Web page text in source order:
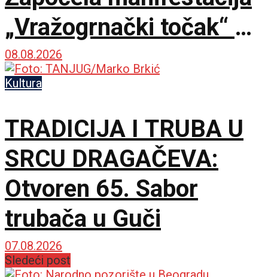
„Vražogrnački točak“ u
porti Hrama Svete
Trojice
08.08.2026
Kultura
TRADICIJA I TRUBA U
SRCU DRAGAČEVA:
Otvoren 65. Sabor
trubača u Guči
07.08.2026
Sledeći post